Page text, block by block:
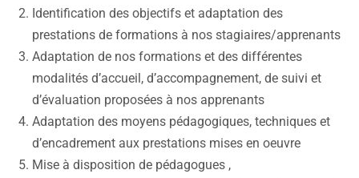
Identification des objectifs et adaptation des
prestations de formations à nos stagiaires/apprenants
Adaptation de nos formations et des différentes
modalités d’accueil, d’accompagnement, de suivi et
d’évaluation proposées à nos apprenants
Adaptation des moyens pédagogiques, techniques et
d’encadrement aux prestations mises en oeuvre
Mise à disposition de pédagogues ,